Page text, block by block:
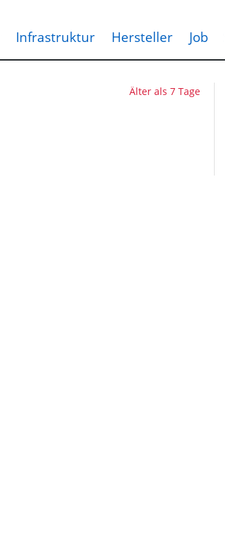
Infrastruktur Hersteller Job
Älter als 7 Tage